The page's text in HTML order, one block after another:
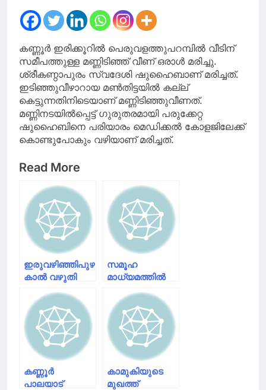
നോട്ടീസ്
പ്രദർശിപ്പിക്കും
കണ്ണൂര്‍ ഇരിക്കൂറില്‍ പെരുവളത്തുപറമ്പില്‍ വീടിന്
സമീപത്തുള്ള മണ്ണിടിഞ്ഞ് വീണ് ഒരാള്‍ മരിച്ചു.
ശ്രീകണ്ഠാപുരം സ്വദേശി ഷുഹൈബാണ് മരിച്ചത്.
ഇടിഞ്ഞുവീഴാറായ മണ്‍തിട്ടയില്‍ കല്ല്
കെട്ടുന്നതിനിടെയാണ് മണ്ണിടിഞ്ഞുവീണത്.
മണ്ണിനടയില്‍പ്പെട്ട് ഗുരുതരമായി പരുക്കേറ്റ
ഷുഹൈബിനെ പരിയാരം മെഡിക്കല്‍ കോളജിലേക്ക്
കൊണ്ടുപോകും വഴിയാണ് മരിച്ചത്.
Read More
ഇരുവഴിഞ്ഞിപുഴയിൽ
കാൽ വഴുതി
വീണ് ആദിവാസി
യുവതി മരിച്ചു
സമൂഹ
മാധ്യമത്തിൽ
അക്കൗണ്ടുകളുണ്ടാക്കി
സ്‌കൂൾ
വിദ്യാർഥിനികളെ
പീഡിപ്പിച്ച
യുവാവ്
പിടിയിൽ
കണ്ണൂര്‍
പാലയാട്
കാമുകിയുടെ
മുഖത്ത്